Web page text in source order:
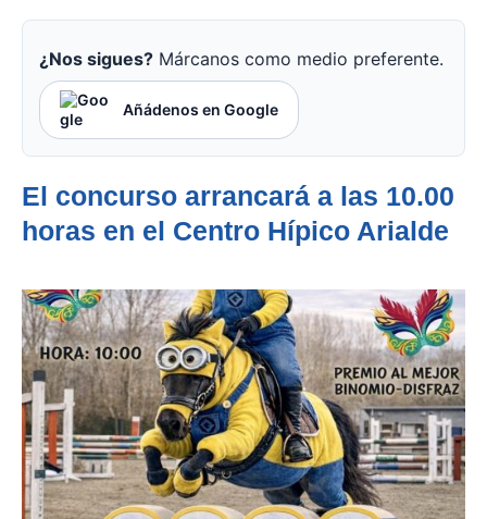
¿Nos sigues? Márcanos como medio preferente.
Añádenos en Google
El concurso arrancará a las 10.00
horas en el Centro Hípico Arialde